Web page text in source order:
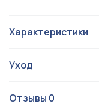
Характеристики
Серия
Уход
Отзывы 0